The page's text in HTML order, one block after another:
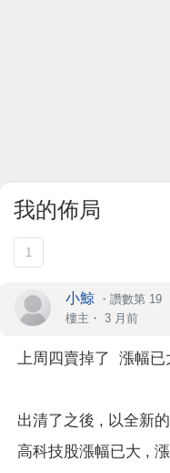
我的佈局
1
小鯨 ・ 讚數第 19
樓主 ・ 3 月前
上周四賣掉了 漲幅已
出清了之後 , 以全新
高科技股漲幅已大 ,